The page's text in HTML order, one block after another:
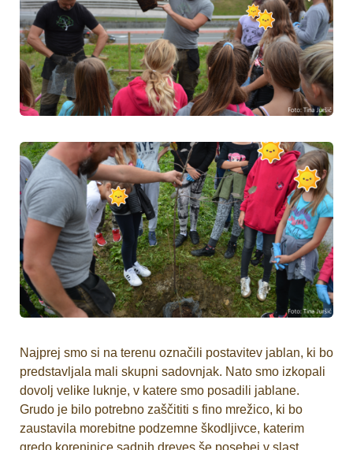
Najprej smo si na terenu označili postavitev jablan, ki bo
predstavljala mali skupni sadovnjak. Nato smo izkopali
dovolj velike luknje, v katere smo posadili jablane.
Grudo je bilo potrebno zaščititi s fino mrežico, ki bo
zaustavila morebitne podzemne škodljivce, katerim